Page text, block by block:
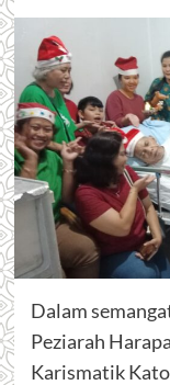
Dalam
Peziarah
Karismatik